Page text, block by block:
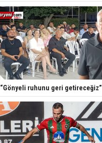
“Gönyeli ruhunu geri getireceğiz”